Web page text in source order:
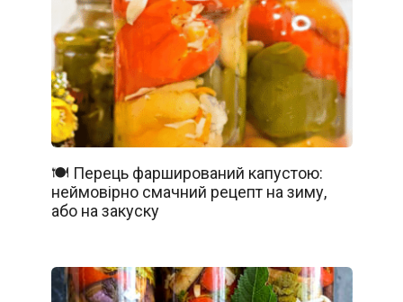
🍽️ Перець фарширований капустою:
неймовірно смачний рецепт на зиму,
або на закуску